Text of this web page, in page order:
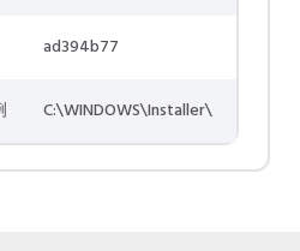
ad394b77
C:\WINDOWS\Installer\